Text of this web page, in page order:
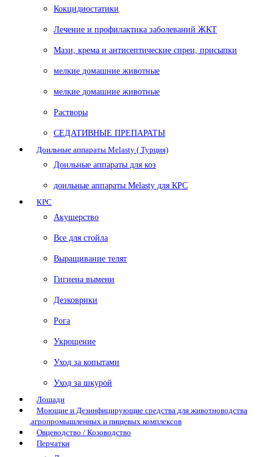
Кокцидиостатики
Лечение и профилактика заболеваний ЖКТ
Мази, крема и антисептические спреи, присыпки
мелкие домашние животные
мелкие домашние животные
Растворы
СЕДАТИВНЫЕ ПРЕПАРАТЫ
Доильные аппараты Melasty ( Турция)
Доильные аппараты для коз
доильные аппараты Melasty для КРС
КРС
Акушерство
Все для стойла
Выращивание телят
Гигиена вымени
Дезковрики
Рога
Укрощение
Уход за копытами
Уход за шкурой
Лошади
Моющие и Дезинфицирующие средства для животноводства
,агропромышленных и пищевых комплексов
Овцеводство / Козоводство
Перчатки